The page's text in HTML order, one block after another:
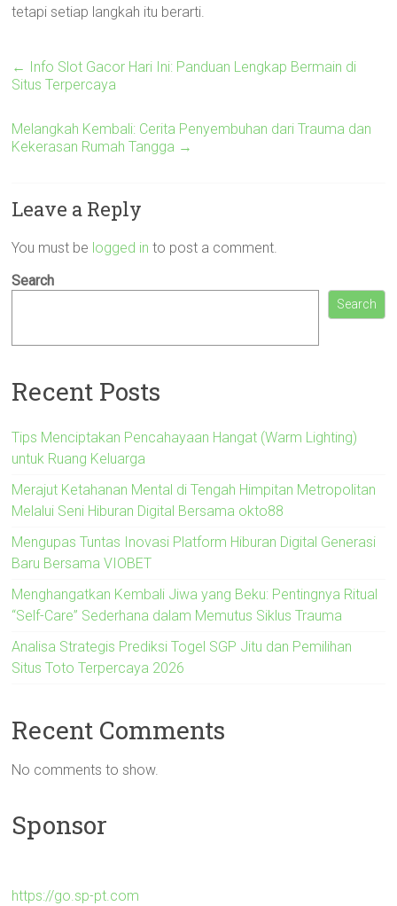
tetapi setiap langkah itu berarti.
← Info Slot Gacor Hari Ini: Panduan Lengkap Bermain di
Situs Terpercaya
Melangkah Kembali: Cerita Penyembuhan dari Trauma dan
Kekerasan Rumah Tangga →
Leave a Reply
You must be logged in to post a comment.
Search
Search
Recent Posts
Tips Menciptakan Pencahayaan Hangat (Warm Lighting)
untuk Ruang Keluarga
Merajut Ketahanan Mental di Tengah Himpitan Metropolitan
Melalui Seni Hiburan Digital Bersama okto88
Mengupas Tuntas Inovasi Platform Hiburan Digital Generasi
Baru Bersama VIOBET
Menghangatkan Kembali Jiwa yang Beku: Pentingnya Ritual
“Self-Care” Sederhana dalam Memutus Siklus Trauma
Analisa Strategis Prediksi Togel SGP Jitu dan Pemilihan
Situs Toto Terpercaya 2026
Recent Comments
No comments to show.
Sponsor
https://go.sp-pt.com